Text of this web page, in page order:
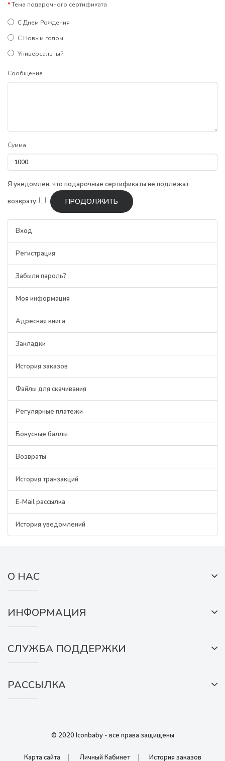
Тема подарочного сертификата
С Днем Рождения
С Новым годом
Универсальный
Сообщение
Сумма
Я уведомлен, что подарочные сертификаты не подлежат
возврату.
Вход
Регистрация
Забыли пароль?
Моя информация
Адресная книга
Закладки
История заказов
Файлы для скачивания
Регулярные платежи
Бонусные баллы
Возвраты
История транзакций
E-Mail рассылка
История уведомлений
О НАС
ИНФОРМАЦИЯ
СЛУЖБА ПОДДЕРЖКИ
РАССЫЛКА
© 2020 Iconbaby - все права защищены
Карта сайта Личный Кабинет История заказов